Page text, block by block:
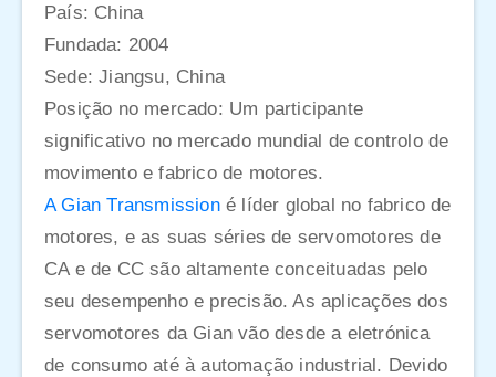
País: China
Fundada: 2004
Sede: Jiangsu, China
Posição no mercado: Um participante
significativo no mercado mundial de controlo de
movimento e fabrico de motores.
A Gian Transmissioné líder global no fabrico de
motores, e as suas séries de servomotores de
CA e de CC são altamente conceituadas pelo
seu desempenho e precisão. As aplicações dos
servomotores da Gian vão desde a eletrónica
de consumo até à automação industrial. Devido